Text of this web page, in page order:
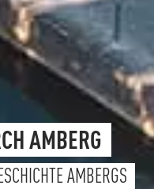
AMBERG
AMBERGS